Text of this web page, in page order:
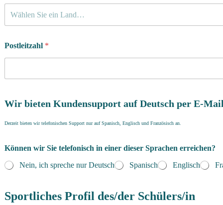
Wählen Sie ein Land…
Postleitzahl *
Wir bieten Kundensupport auf Deutsch per E-
Derzeit bieten wir telefonischen Support nur auf Spanisch, Englisch und Französisch an.
Können wir Sie telefonisch in einer dieser Sprachen erreichen?
Nein, ich spreche nur Deutsch
Spanisch Englisch
Sportliches Profil des/der Schülers/in